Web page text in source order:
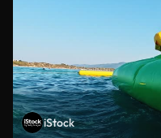
iStock